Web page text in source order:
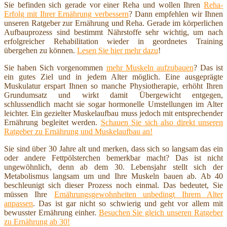
Sie befinden sich gerade vor einer Reha und wollen Ihren Reha-
Erfolg mit Ihrer Ernährung verbessern? Dann empfehlen wir Ihnen
unseren Ratgeber zur Ernährung und Reha. Gerade im körperlichen
Aufbauprozess sind bestimmt Nährstoffe sehr wichtig, um nach
erfolgreicher Rehabilitation wieder in geordnetes Training
übergehen zu können. Lesen Sie hier mehr dazu!
Sie haben Sich vorgenommen mehr Muskeln aufzubauen? Das ist
ein gutes Ziel und in jedem Alter möglich. Eine ausgeprägte
Muskulatur erspart Ihnen so manche Physiotherapie, erhöht Ihren
Grundumsatz und wirkt damit Übergewicht entgegen,
schlussendlich macht sie sogar hormonelle Umstellungen im Alter
leichter. Ein gezielter Muskelaufbau muss jedoch mit entsprechender
Ernährung begleitet werden. Schauen Sie sich also direkt unseren
Ratgeber zu Ernährung und Muskelaufbau an!
Sie sind über 30 Jahre alt und merken, dass sich so langsam das ein
oder andere Fettpölsterchen bemerkbar macht? Das ist nicht
ungewöhnlich, denn ab dem 30. Lebensjahr stellt sich der
Metabolismus langsam um und Ihre Muskeln bauen ab. Ab 40
beschleunigt sich dieser Prozess noch einmal. Das bedeutet, Sie
müssen Ihre Ernährungsgewohnheiten unbedingt Ihrem Alter
anpassen. Das ist gar nicht so schwierig und geht vor allem mit
bewusster Ernährung einher. Besuchen Sie gleich unseren Ratgeber
zu Ernährung ab 30!